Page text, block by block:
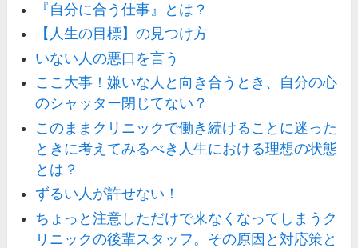
『自分に合う仕事』とは？
【人生の目標】の見つけ方
いない人の悪口を言う
ここ大事！嫌いな人と向き合うとき、自分の心
のシャッター閉じてない？
このままクリニックで働き続けることに迷った
ときに考えてみるべき人生における理想の状態
とは？
ずるい人が許せない！
ちょっと注意しただけで来なくなってしまうク
リニックの後輩スタッフ。その原因と対応策と